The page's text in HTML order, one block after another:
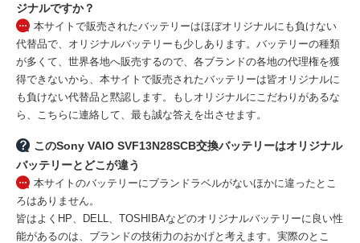
ジナルですか？
本サイトで販売されたバッテリーはほぼオリジナルにも負けない
代替品で、オリジナルバッテリーも少しあります。バッテリーの種類
が多くて、世界各地へ販売するので、各ブランドの各地の代理権を獲
得できないから、本サイトで販売されたバッテリーは皆オリジナルに
も負けない代替品と黙認します。もしオリジナルにこだわりがあるな
ら、こちらに連絡して、最も誠な答えを出させます。
このSony VAIO SVF13N28SCB交換バッテリーはオリジナル
バッテリーとどこが違う
本サイトのバッテリーにブランドラベルがないほかに違ったとこ
ろはありません。
皆はよくHP、DELL、TOSHIBAなどのオリジナルバッテリーに良い性
能があるのは、ブランドの技術力のおかげと考えます。実際のとこ